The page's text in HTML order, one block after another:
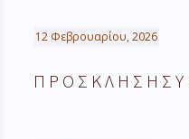
12 Φεβρουαρίου, 2026
Π Ρ Ο Σ Κ Λ Η Σ Η Σ Υ